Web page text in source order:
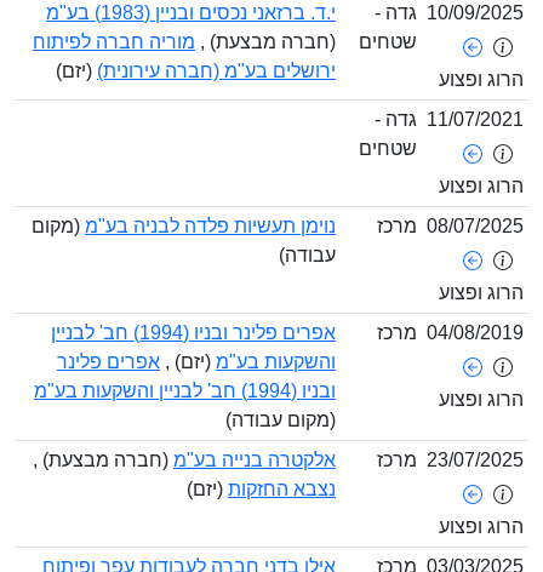
10/09/
ופצוע
גדה -
שטחים
י.ד. ברזאני נכסים ובניין (1983) בע"מ
(חברה מבצעת) ,מוריה חברה לפיתוח
ירושלים בע"מ (חברה עירונית)(יזם)
11/07/
ופצוע
גדה -
שטחים
08/07/
ופצוע
מרכז נוימן תעשיות פלדה לבניה בע"מ(מקום
עבודה)
04/08/
ופצוע
מרכז
אפרים פלינר ובניו (1994) חב' לבניין
והשקעות בע"מ(יזם) , אפרים פלינר
(מקום עבודה)
23/07/
ופצוע
מרכז אלקטרה בנייה בע"מ(חברה מבצעת) ,
נצבא החזקות(יזם)
03/03/ מרכז
אילן בדני חברה לעבודות עפר ופיתוח